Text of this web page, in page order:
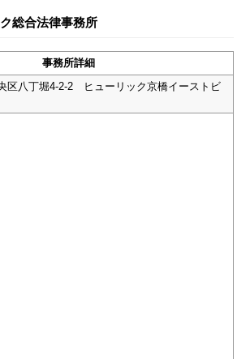
総合法律事務所
事務所詳細
区八丁堀4-2-2 ヒューリック京橋イーストビ